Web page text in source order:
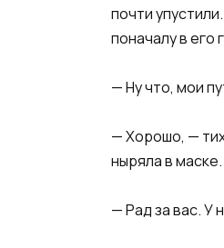
почти
поначалу в его
— Ну что, мои
— Хорошо, —
ныряла в
— Рад за вас. У